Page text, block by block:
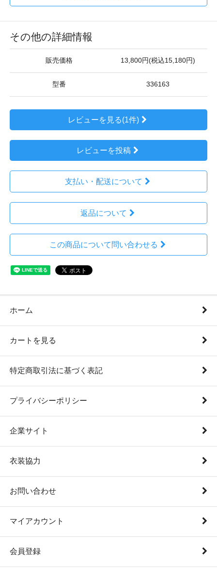
その他の詳細情報
販売価格 13,800円(税込15,180円)
型番 336163
レビューを見る(1件)
レビューを投稿
支払い・配送について
返品について
この商品について問い合わせる
ホーム
カートを見る
特定商取引法に基づく表記
プライバシーポリシー
企業サイト
衣装協力
お問い合わせ
マイアカウント
会員登録